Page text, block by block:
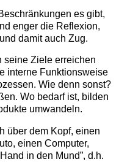
es gibt,
enger die Reflexion,
damit auch Zug.
seine Ziele erreichen
interne Funktionsweise
Wie denn sonst?
Wo bedarf ist, bilden
umwandeln.
über dem Kopf, einen
einen Computer,
in den Mund”, d.h.